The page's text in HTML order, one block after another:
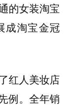
的女装淘宝
成淘宝金冠
红人美妆店
例。全年销